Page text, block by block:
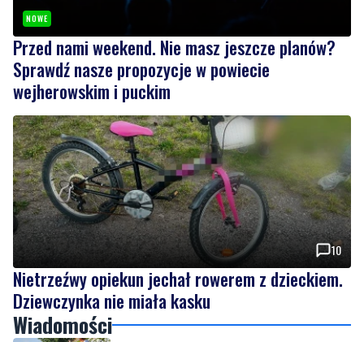
NOWE
Przed nami weekend. Nie masz jeszcze planów?
Sprawdź nasze propozycje w powiecie
wejherowskim i puckim
10
Nietrzeźwy opiekun jechał rowerem z dzieckiem.
Dziewczynka nie miała kasku
Wiadomości